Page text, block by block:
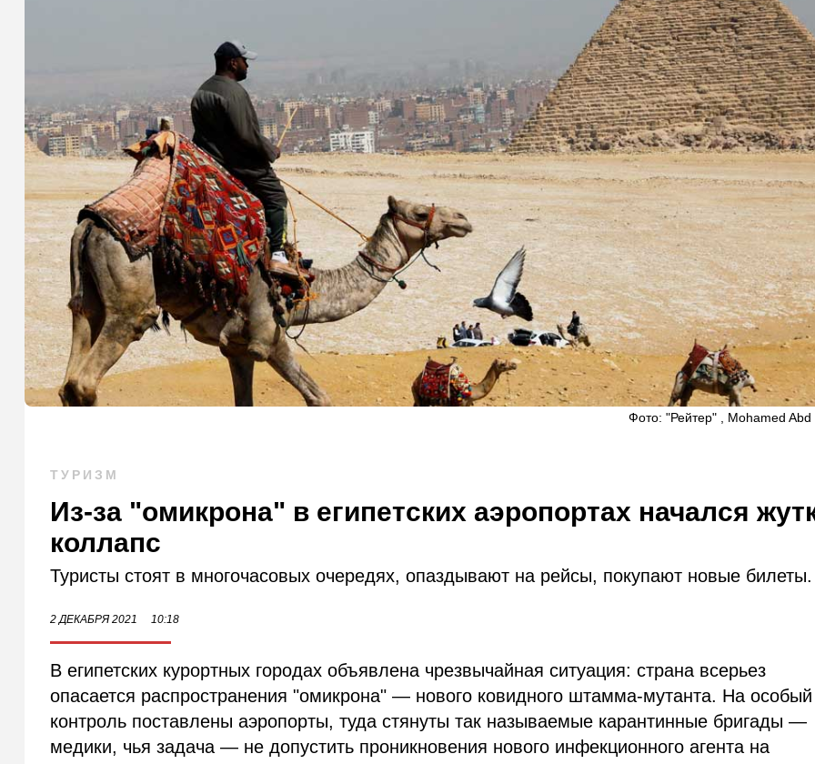
Фото: "Рейтер" , Mohamed Abd
ТУРИЗМ
Из-за "омикрона" в египетских аэропортах начался
коллапс
Туристы стоят в многочасовых очередях, опаздывают на рейсы, покупают новые билеты.
2 ДЕКАБРЯ 2021 10:18
В египетских курортных городах объявлена чрезвычайная ситуация: страна всерьез
опасается распространения "омикрона" — нового ковидного штамма-мутанта. На особый
контроль поставлены аэропорты, туда стянуты так называемые карантинные бригады —
медики, чья задача — не допустить проникновения нового инфекционного агента на